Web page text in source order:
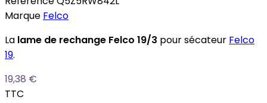
Marque Felco
La lame de rechange Felco 19/3 pour sécateur Felco
19.
19,38 €
TTC